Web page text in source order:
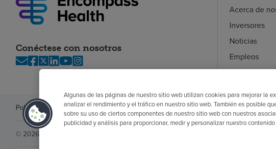
Conéctese con nosotros
Acerca de
Inversores
Noticias
Empleos
Empleados
Política de privacidadLegalSin sorpresas AccesibilidadSi no habla inglésAviso de no
© 2026 Encompass Health Corporation
Algunas de las páginas de nuestro sitio web utilizan cookies para mejorar la
analizar el rendimiento y el tráfico en nuestro sitio web. También es posible
sobre su uso de ciertos componentes de nuestro sitio web con nuestros
publicidad y análisis para proporcionar, medir y personalizar nuestro